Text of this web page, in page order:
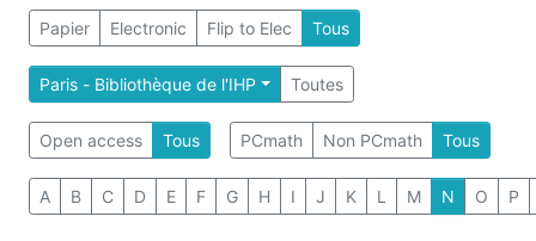
Papier Electronic Flip to Elec Tous
Paris - Bibliothèque de l'IHP Toutes
Open access Tous PCmath Non PCmath Tous
A B C D E F G H I J K L M N O P